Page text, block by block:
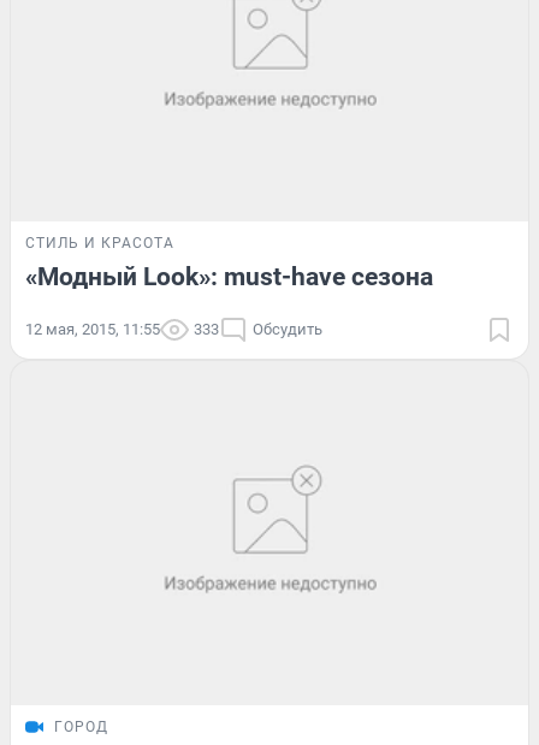
СТИЛЬ И КРАСОТА
«Модный Look»: must-have сезона
12 мая, 2015, 11:55 333 Обсудить
ГОРОД